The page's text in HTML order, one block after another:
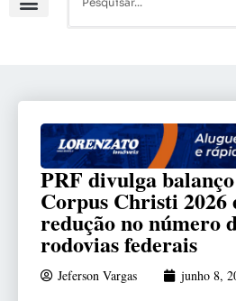
PRF divulga
Corpus Christi 2026
redução no número
rodovias federais
Jeferson Vargas junho 8,